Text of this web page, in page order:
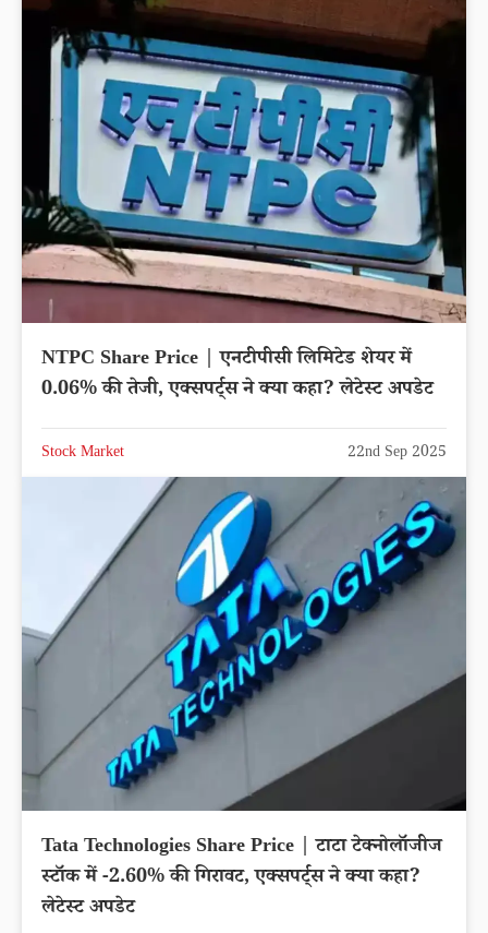
NTPC Share Price | एनटीपीसी लिमिटेड शेयर में
0.06% की तेजी, एक्सपर्ट्स ने क्या कहा? लेटेस्ट अपडेट
Stock Market 22nd Sep 2025
Tata Technologies Share Price | टाटा टेक्नोलॉजीज
स्टॉक में -2.60% की गिरावट, एक्सपर्ट्स ने क्या कहा?
लेटेस्ट अपडेट